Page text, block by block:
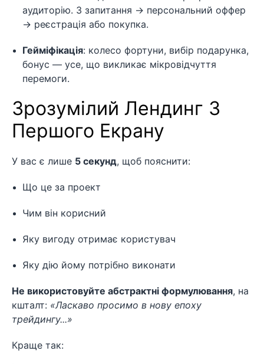
аудиторію. 3 запитання → персональний оффер
→ реєстрація або покупка.
Гейміфікація: колесо фортуни, вибір подарунка,
бонус — усе, що викликає мікровідчуття
перемоги.
Зрозумілий Лендинг З
Першого Екрану
У вас є лише 5 секунд, щоб пояснити:
Що це за проект
Чим він корисний
Яку вигоду отримає користувач
Яку дію йому потрібно виконати
Не використовуйте абстрактні формулювання, на
кшталт: «Ласкаво просимо в нову епоху
трейдингу...»
Краще так: